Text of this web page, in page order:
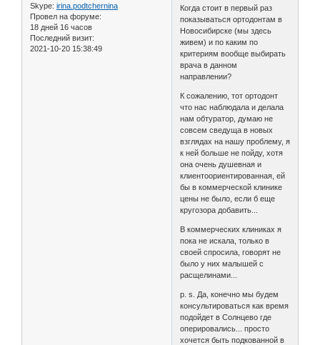
Skype: irina.podtchernina
Провел на форуме:
18 дней 16 часов
Последний визит:
2021-10-20 15:38:49
Когда стоит в первый раз
показываться ортодонтам в
Новосибирске (мы здесь
живем) и по каким по
критериям вообще выбирать
врача в данном
направлении?
К сожалению, тот ортодонт
что нас наблюдала и делала
нам обтуратор, думаю не
совсем сведуща в новых
взглядах на нашу проблему, я
к ней больше не пойду, хотя
она очень душевная и
клиентоориентированная, ей
бы в коммерческой клинике
цены не было, если б еще
кругозора добавить...
В коммерческих клиниках я
пока не искала, только в
своей спросила, говорят не
было у них малышей с
расщелинами...
p. s. Да, конечно мы будем
консультироваться как время
подойдет в Солнцево где
оперировались... просто
хочется быть подкованной в